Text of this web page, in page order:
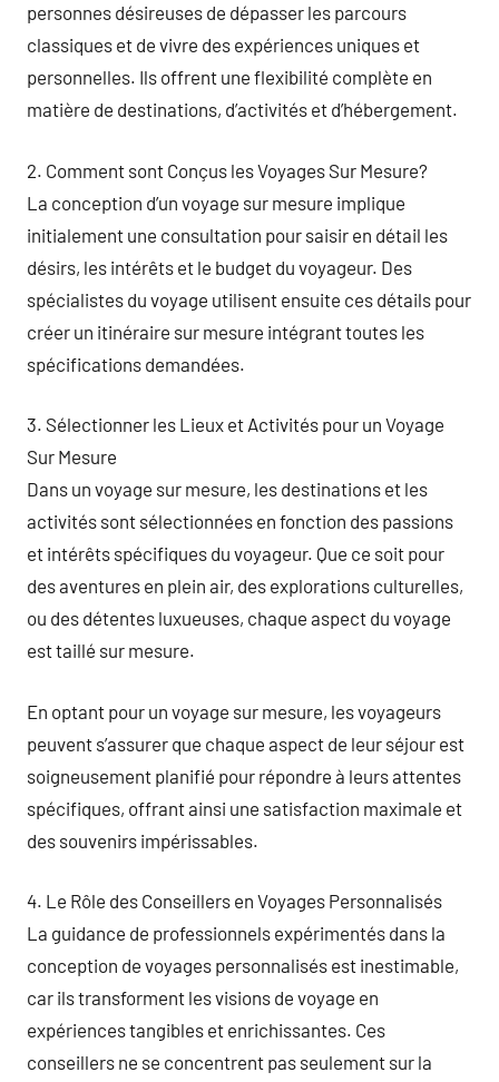
personnes désireuses de dépasser les parcours
classiques et de vivre des expériences uniques et
personnelles. Ils offrent une flexibilité complète en
matière de destinations, d’activités et d’hébergement.
2. Comment sont Conçus les Voyages Sur Mesure?
La conception d’un voyage sur mesure implique
initialement une consultation pour saisir en détail les
désirs, les intérêts et le budget du voyageur. Des
spécialistes du voyage utilisent ensuite ces détails pour
créer un itinéraire sur mesure intégrant toutes les
spécifications demandées.
3. Sélectionner les Lieux et Activités pour un Voyage
Sur Mesure
Dans un voyage sur mesure, les destinations et les
activités sont sélectionnées en fonction des passions
et intérêts spécifiques du voyageur. Que ce soit pour
des aventures en plein air, des explorations culturelles,
ou des détentes luxueuses, chaque aspect du voyage
est taillé sur mesure.
En optant pour un voyage sur mesure, les voyageurs
peuvent s’assurer que chaque aspect de leur séjour est
soigneusement planifié pour répondre à leurs attentes
spécifiques, offrant ainsi une satisfaction maximale et
des souvenirs impérissables.
4. Le Rôle des Conseillers en Voyages Personnalisés
La guidance de professionnels expérimentés dans la
conception de voyages personnalisés est inestimable,
car ils transforment les visions de voyage en
expériences tangibles et enrichissantes. Ces
conseillers ne se concentrent pas seulement sur la